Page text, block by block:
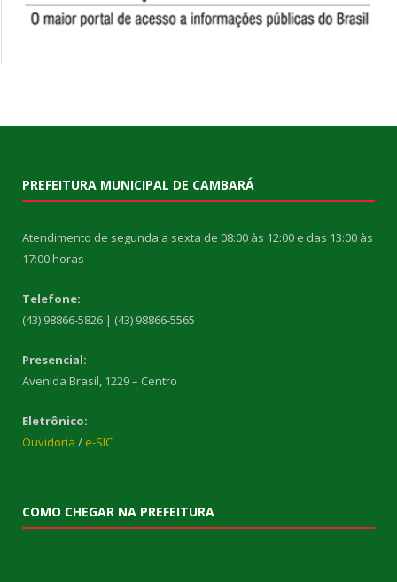
PREFEITURA MUNICIPAL DE CAMBARÁ
Atendimento de segunda a sexta de 08:00 às 12:00 e das 13:00 às
17:00 horas
Telefone:
(43) 98866-5826 | (43) 98866-5565
Presencial:
Avenida Brasil, 1229 – Centro
Eletrônico:
Ouvidoria / e-SIC
COMO CHEGAR NA PREFEITURA